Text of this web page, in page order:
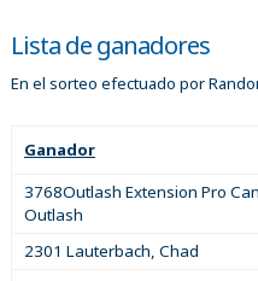
Lista de ganadores
En el sorteo efectuado por
Ganador
3768Outlash Extension Pro
Outlash
2301 Lauterbach, Chad